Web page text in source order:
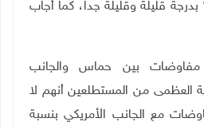
بينما أجاب 24.8% بدرجة قليلة وقليلة جدا، كما أجاب
بين حماس والجانب
العظمى من المستطلعين أنهم لا
مع الجانب الأمريكي بنسبة